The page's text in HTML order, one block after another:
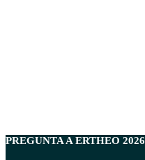
PREGUNTA A ERTHEO 2026